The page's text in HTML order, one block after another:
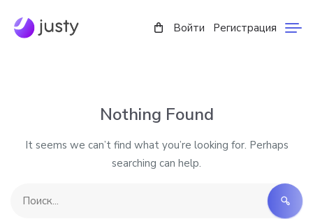
Войти Регистрация
Nothing Found
It seems we can’t find what you’re looking for. Perhaps
searching can help.